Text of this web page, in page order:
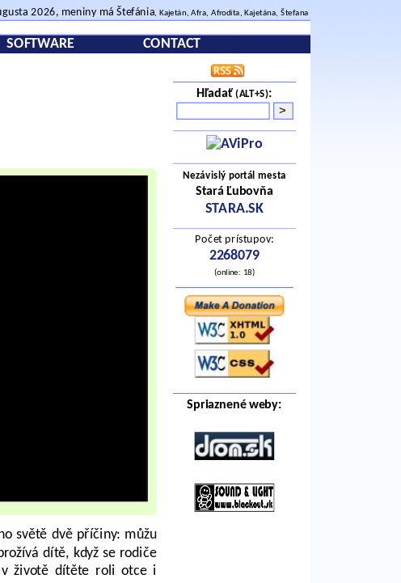
2026, meniny má Štefánia, Kajetán, Afra, Afrodita, Kajetána, Štefana
SOFTWARE CONTACT
Hľadať(ALT+S):
Nezávislý portál mesta
Stará Ľubovňa
STARA.SK
Počet prístupov:
2268079
(online: 18)
Spriaznené weby:
světě dvě příčiny: můžu
dítě, když se rodiče
v životě dítěte roli otce i